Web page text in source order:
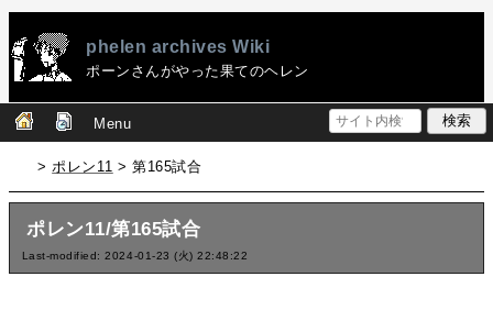
phelen archives Wiki
ポーンさんがやった果てのヘレン
Menu
>ポレン11 > 第165試合
ポレン11/第165試合
Last-modified: 2024-01-23 (火) 22:48:22